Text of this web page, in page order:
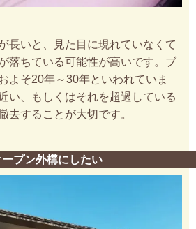
長いと、見た目に現れていなくて
落ちている可能性が高いです。ブ
よそ20年～30年といわれていま
い、もしくはそれを超過している
去することが大切です。
ープン外構にしたい